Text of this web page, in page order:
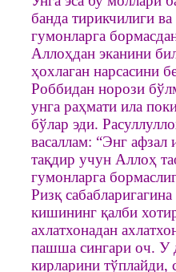
банда тирикчилиги
гумонларга
Аллоҳдан эканини
ҳохлаган нарсасини
Роббидан норози
унга раҳмати ила
бўлар эди.
васаллам: “Энг афзал
тақдир учун Аллоҳ
гумонларга
Ризқ
кишининг қалби
ахлатхонадан
пашша сингари оч. У
кирларини тўплайди,